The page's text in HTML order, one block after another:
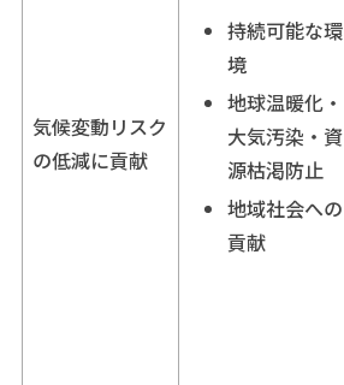
気候変動リスク
の低減に貢献
持続可能な環
境
地球温暖化・
大気汚染・資
源枯渇防止
地域社会への
貢献